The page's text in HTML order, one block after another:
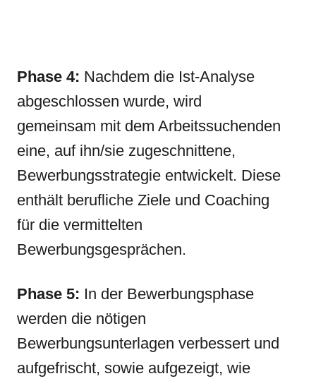
Phase 4: Nachdem die Ist-Analyse
abgeschlossen wurde, wird
gemeinsam mit dem Arbeitssuchenden
eine, auf ihn/sie zugeschnittene,
Bewerbungsstrategie entwickelt. Diese
enthält berufliche Ziele und Coaching
für die vermittelten
Bewerbungsgesprächen.
Phase 5: In der Bewerbungsphase
werden die nötigen
Bewerbungsunterlagen verbessert und
aufgefrischt, sowie aufgezeigt, wie